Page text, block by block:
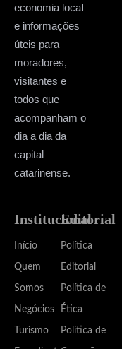
economia local
e informações
úteis para
moradores,
visitantes e
todos que
acompanham o
dia a dia da
capital
catarinense.
Institucional
Início
Quem
Somos
Negócios
Turismo
Editorial
Política
Editorial
Política de
Ética
Política de